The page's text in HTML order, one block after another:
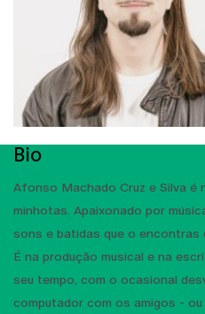
Bio
Afonso Machado Cruz e Silva é
minhotas. Apaixonado por
sons e batidas que o encontras
É na produção musical e na
seu tempo, com o ocasional
computador com os amigos - ou